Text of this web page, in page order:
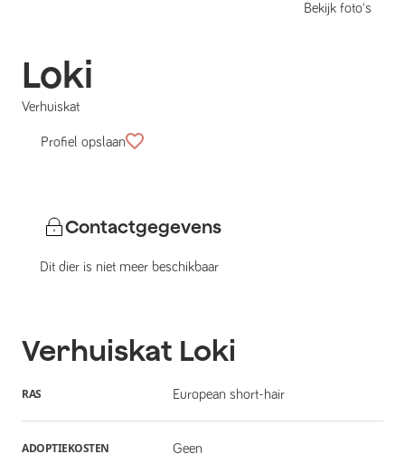
Bekijk foto's
Loki
Verhuiskat
Profiel opslaan
Contactgegevens
Dit dier is niet meer beschikbaar
Verhuiskat Loki
RAS European short-hair
ADOPTIEKOSTEN Geen